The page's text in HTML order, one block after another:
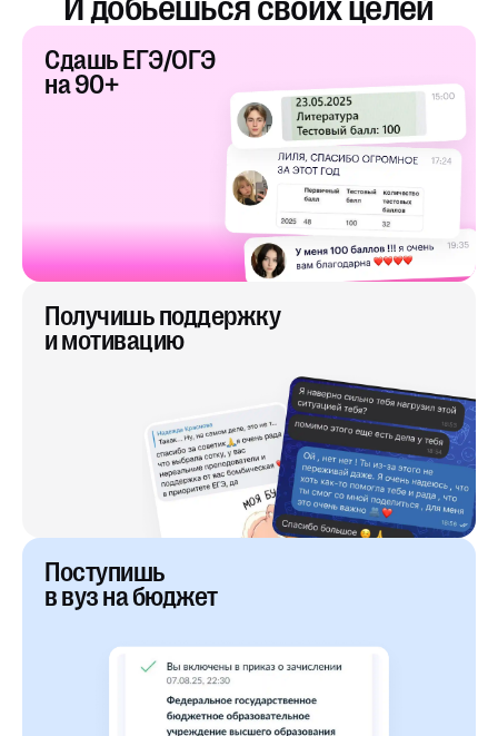
И добьешься своих целей
Сдашь ЕГЭ/ОГЭ
на 90+
Получишь поддержку
и мотивацию
Поступишь
в вуз на бюджет